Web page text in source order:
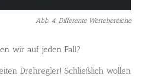
Abb. 4: Differente Wertebereiche
wir auf jeden Fall?
Drehregler! Schließlich wollen